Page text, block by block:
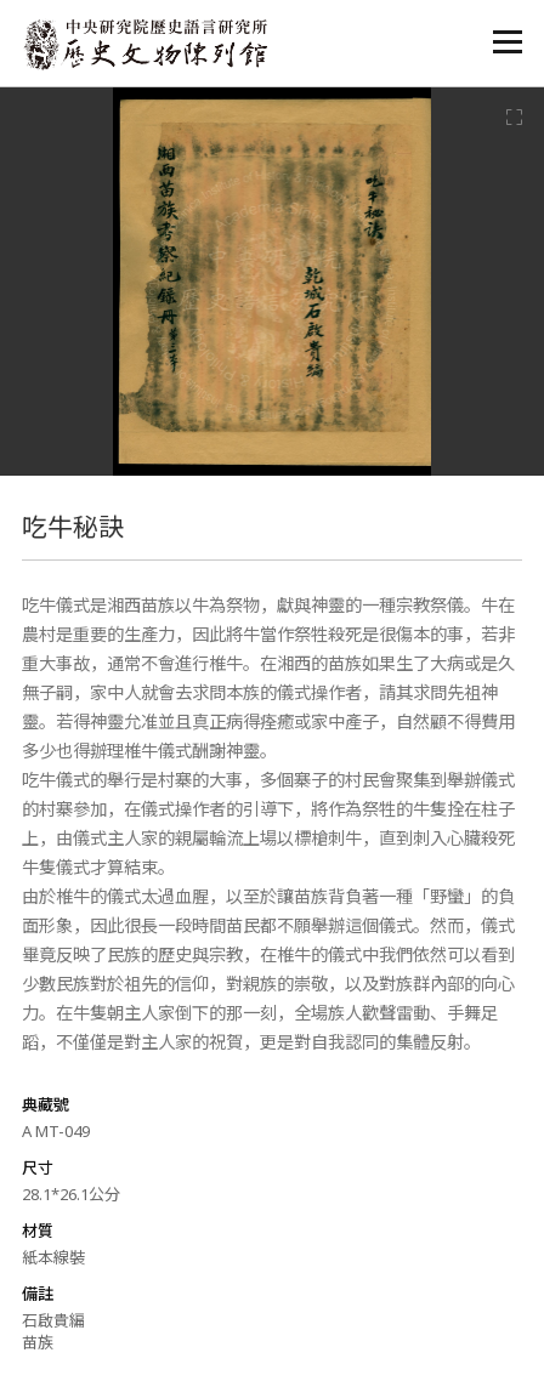
:::
吃牛秘訣
吃牛儀式是湘西苗族以牛為祭物，獻與神靈的一種宗教祭儀。牛在
農村是重要的生產力，因此將牛當作祭牲殺死是很傷本的事，若非
重大事故，通常不會進行椎牛。在湘西的苗族如果生了大病或是久
無子嗣，家中人就會去求問本族的儀式操作者，請其求問先祖神
靈。若得神靈允准並且真正病得痊癒或家中產子，自然顧不得費用
多少也得辦理椎牛儀式酬謝神靈。
吃牛儀式的舉行是村寨的大事，多個寨子的村民會聚集到舉辦儀式
的村寨參加，在儀式操作者的引導下，將作為祭牲的牛隻拴在柱子
上，由儀式主人家的親屬輪流上場以標槍刺牛，直到刺入心臟殺死
牛隻儀式才算結束。
由於椎牛的儀式太過血腥，以至於讓苗族背負著一種「野蠻」的負
面形象，因此很長一段時間苗民都不願舉辦這個儀式。然而，儀式
畢竟反映了民族的歷史與宗教，在椎牛的儀式中我們依然可以看到
少數民族對於祖先的信仰，對親族的崇敬，以及對族群內部的向心
力。在牛隻朝主人家倒下的那一刻，全場族人歡聲雷動、手舞足
蹈，不僅僅是對主人家的祝賀，更是對自我認同的集體反射。
典藏號
A MT-049
尺寸
28.1*26.1公分
材質
紙本線裝
備註
石啟貴編
苗族